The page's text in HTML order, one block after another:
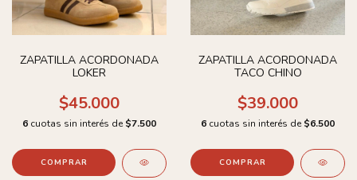
ZAPATILLA ACORDONADA
LOKER
$45.000
6 cuotas sin interés de $7.500
COMPRAR
ZAPATILLA ACORDONADA
TACO CHINO
$39.000
6 cuotas sin interés de $6.500
COMPRAR